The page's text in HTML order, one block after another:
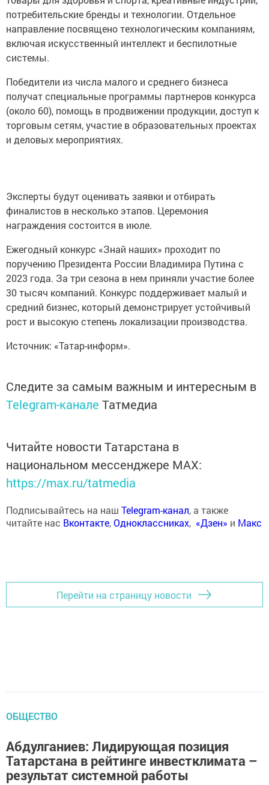
потребительские бренды и технологии. Отдельное
направление посвящено технологическим компаниям,
включая искусственный интеллект и беспилотные
системы.
Победители из числа малого и среднего бизнеса
получат специальные программы партнеров конкурса
(около 60), помощь в продвижении продукции, доступ к
торговым сетям, участие в образовательных проектах
и деловых мероприятиях.
Эксперты будут оценивать заявки и отбирать
финалистов в несколько этапов. Церемония
награждения состоится в июле.
Ежегодный конкурс «Знай наших» проходит по
поручению Президента России Владимира Путина с
2023 года. За три сезона в нем приняли участие более
30 тысяч компаний. Конкурс поддерживает малый и
средний бизнес, который демонстрирует устойчивый
рост и высокую степень локализации производства.
Источник: «Татар-информ».
Следите за самым важным и интересным в
Telegram-канале Татмедиа
Читайте новости Татарстана в
национальном мессенджере MАХ:
https://max.ru/tatmedia
Подписывайтесь на наш Telegram-канал, а также
читайте нас Вконтакте,Одноклассниках, «Дзен» и Макс
Перейти на страницу новости
ОБЩЕСТВО
Абдулганиев: Лидирующая позиция
Татарстана в рейтинге инвестклимата –
результат системной работы